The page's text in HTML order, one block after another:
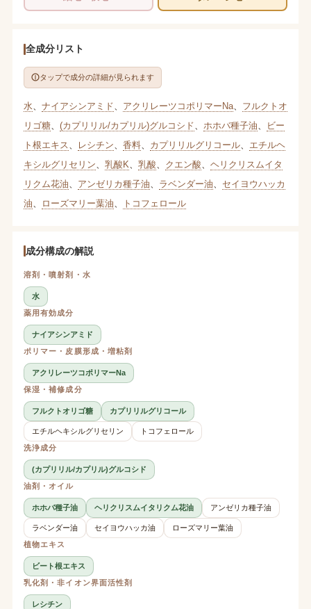
全成分リスト
タップで成分の詳細が見られます
水 ナイアシンアミド アクリレーツコポリマーNa、 フルクトオ
リゴ糖、 (カプリリル/カプリル)グルコシド ホホバ種子油
ビー
ト根エキス
レシチン 香料、 カプリリルグリコール、 エチルヘ
キシルグリセリン
乳酸K 乳酸 クエン酸
ヘリクリスムイタ
リクム花油
アンゼリカ種子油 ラベンダー油
セイヨウハッカ
油
ローズマリー葉油 トコフェロール
成分構成の解説
溶剤・噴射剤・水
水
薬用有効成分
ナイアシンアミド
ポリマー・皮膜形成・増粘剤
アクリレーツコポリマーNa
保湿・補修成分
フルクトオリゴ糖 カプリリルグリコール
エチルヘキシルグリセリン
トコフェロール
洗浄成分
(カプリリル/カプリル)グルコシド
油剤・オイル
ホホバ種子油 ヘリクリスムイタリクム花油 アンゼリカ種子油
ラベンダー油 セイヨウハッカ油
ローズマリー葉油
植物エキス
ビート根エキス
乳化剤・非イオン界面活性剤
レシチン